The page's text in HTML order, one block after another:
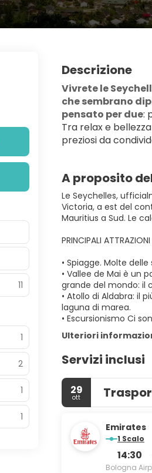
Descrizione
Vivrete le
che sembrano
pensato per due:
Tra relax e
preziosi da
A proposito
Le Seychelles,
Victoria, a est del
Mauritius a Sud. Le
PRINCIPALI
• Spiagge. Molte
• Vallee de Mai è un
grande del mondo: il
• Atollo di Aldabra: il
laguna di marea.
• Escursionismo Ci
Ulteriori
Servizi inclusi
29
ott
Emirates
1 Scalo
14:30
Bologna
11
1
2
1
1